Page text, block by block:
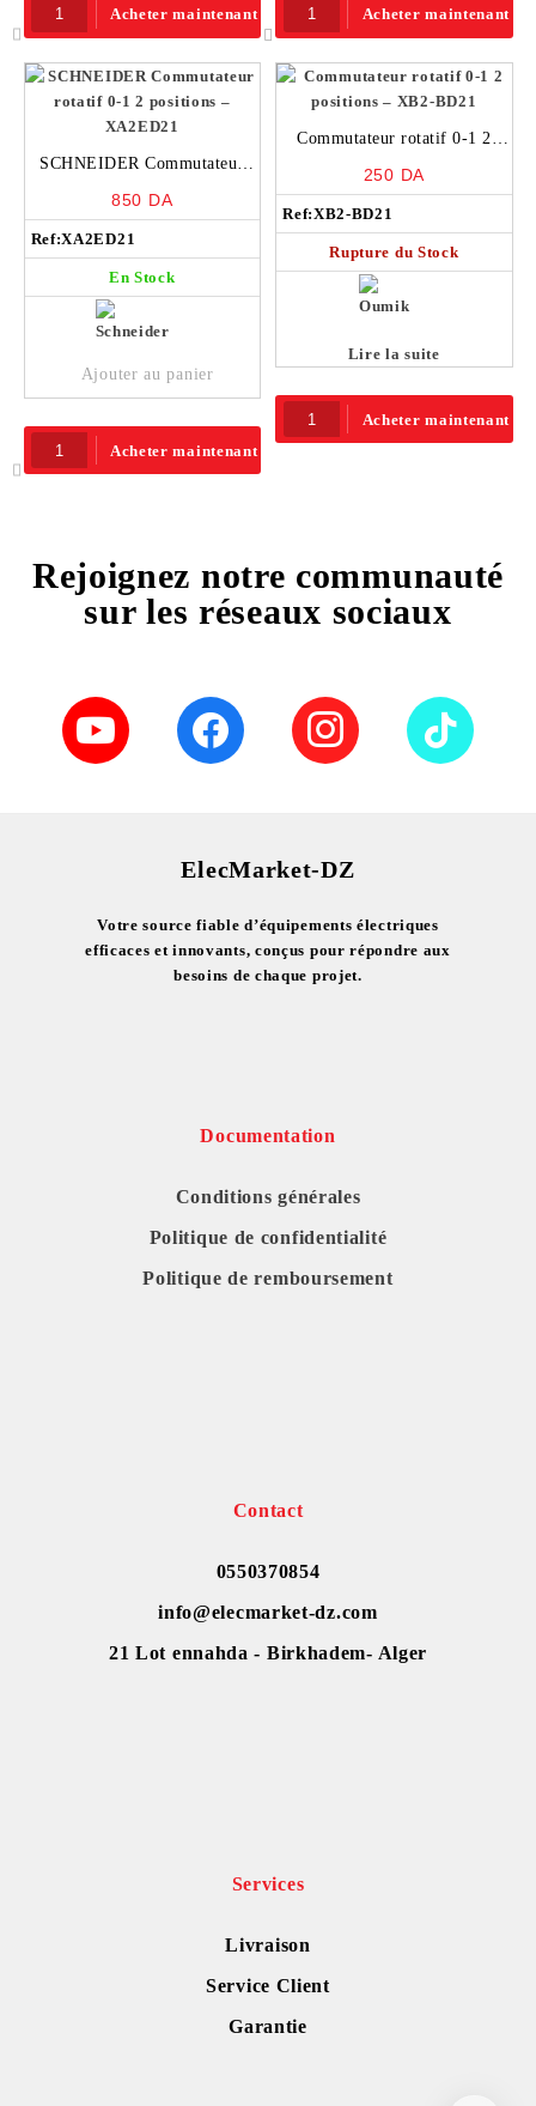
Acheter maintenant Acheter maintenant
SCHNEIDER Commutateur
850 DA
Ref:XA2ED21
En Stock
Ajouter au panier
Acheter maintenant
Commutateur rotatif 0-1 2
250 DA
Ref:XB2-BD21
Rupture du Stock
Lire la suite
Acheter maintenant
Rejoignez notre communauté
sur les réseaux sociaux
ElecMarket-DZ
Votre source fiable d’équipements électriques
efficaces et innovants, conçus pour répondre aux
besoins de chaque projet.
Documentation
Conditions générales
Politique de confidentialité
Politique de remboursement
Contact
0550370854
info@elecmarket-dz.com
21 Lot ennahda - Birkhadem- Alger
Services
Livraison
Service Client
Garantie